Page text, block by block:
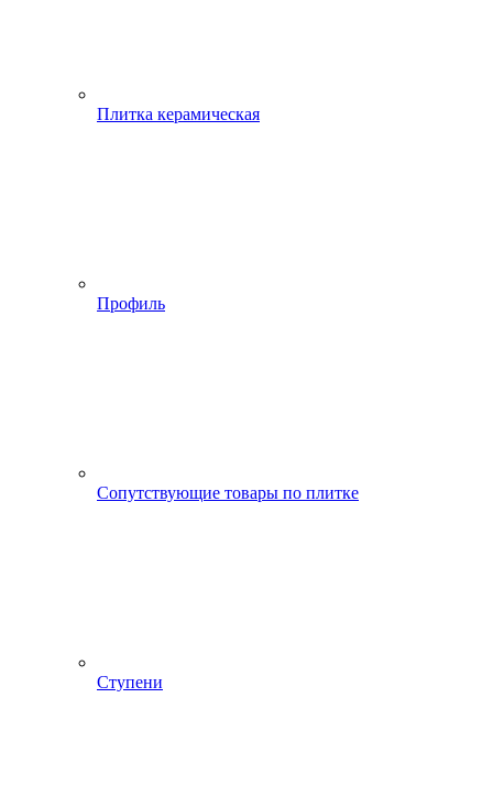
Плитка керамическая
Профиль
Сопутствующие товары по плитке
Ступени